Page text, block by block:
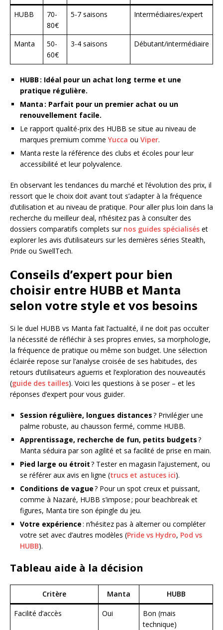
HUBB
70-
80€
5-7 saisons Intermédiaires/expert
Manta
50-
60€
3-4 saisons Débutant/intermédiaire
HUBB : Idéal pour un achat long terme et une
pratique régulière.
Manta : Parfait pour un premier achat ou un
renouvellement facile.
Le rapport qualité-prix des HUBB se situe au niveau de
marques premium comme Yucca ou Viper.
Manta reste la référence des clubs et écoles pour leur
accessibilité et leur polyvalence.
En observant les tendances du marché et l’évolution des prix, il
ressort que le choix doit avant tout s’adapter à la fréquence
d’utilisation et au niveau de pratique. Pour aller plus loin dans la
recherche du meilleur deal, n’hésitez pas à consulter des
dossiers comparatifs complets sur nos guides spécialisés et
explorer les avis d’utilisateurs sur les dernières séries Stealth,
Pride ou SwellTech.
Conseils d’expert pour bien
choisir entre HUBB et Manta
selon votre style et vos besoins
Si le duel HUBB vs Manta fait l’actualité, il ne doit pas occulter
la nécessité de réfléchir à ses propres envies, sa morphologie,
la fréquence de pratique ou même son budget. Une sélection
éclairée repose sur l’analyse croisée de ses habitudes, des
retours d’utilisateurs aguerris et l’exploration des nouveautés
(guide des tailles). Voici les questions à se poser – et les
réponses d’expert pour vous guider.
Session régulière, longues distances? Privilégier une
palme robuste, au chausson fermé, comme HUBB.
Apprentissage, recherche de fun, petits budgets?
Manta séduira par son agilité et sa facilité de prise en main.
Pied large ou étroit? Tester en magasin l’ajustement, ou
se référer aux avis en ligne (trucs et astuces ici).
Conditions de vague? Pour un spot creux et puissant,
comme à Nazaré, HUBB s’impose ; pour beachbreak et
figures, Manta tire son épingle du jeu.
Votre expérience: n’hésitez pas à alterner ou compléter
votre set avec d’autres modèles (Pride vs Hydro, Pod vs
HUBB).
Tableau aide à la décision
Critère Manta HUBB
Facilité d’accès Oui
Bon (mais
technique)